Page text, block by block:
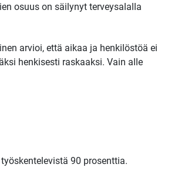
osuus on säilynyt terveysalalla
arvioi, että aikaa ja henkilöstöä ei
henkisesti raskaaksi. Vain alle
90 prosenttia.